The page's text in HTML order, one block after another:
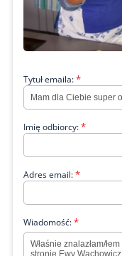
Tytuł emaila:*
Imię odbiorcy:*
Adres email:*
Wiadomość:*